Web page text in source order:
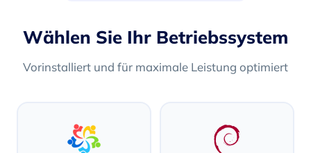
Wählen Sie Ihr Betriebssystem
Vorinstalliert und für maximale Leistung optimiert